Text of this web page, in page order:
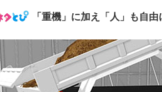
「重機」に加え「人」も自